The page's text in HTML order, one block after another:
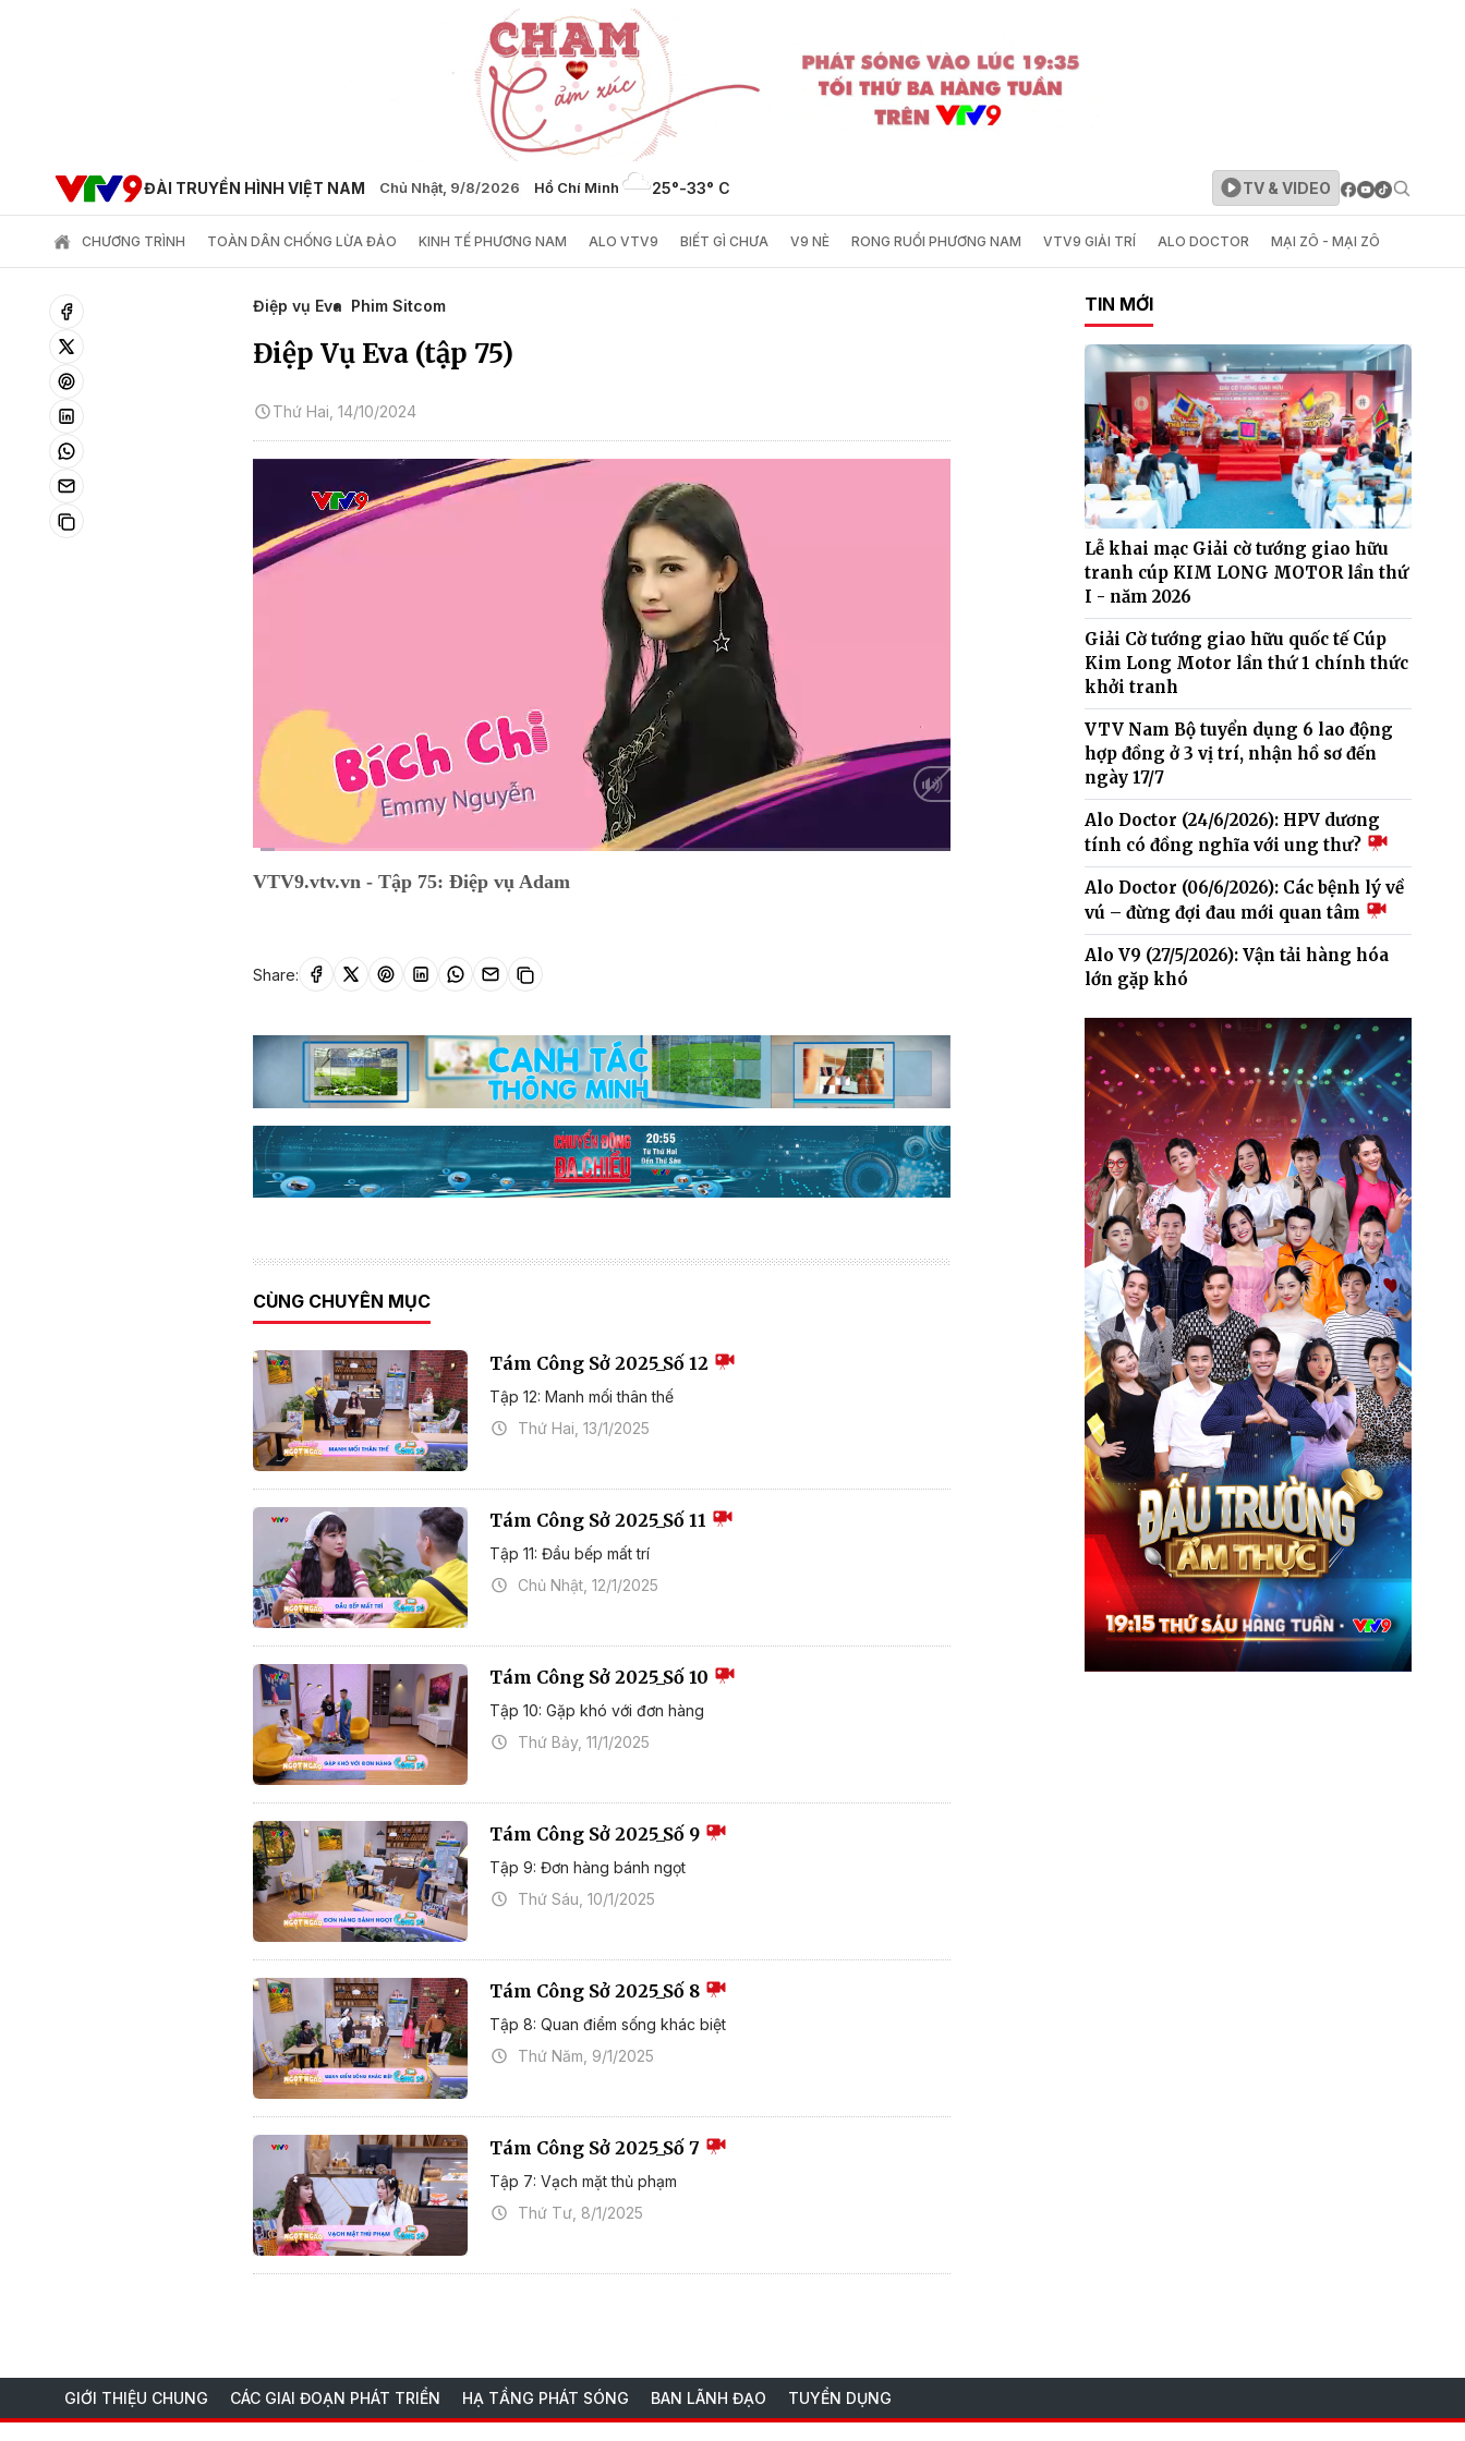
ĐÀI TRUYỀN HÌNH VIỆT NAM Chủ Nhật, 9/8/2026 Hồ Chí Minh 25°-33° C TV & VIDEO
CHƯƠNG TRÌNH TOÀN DÂN CHỐNG LỪA ĐẢO KINH TẾ PHƯƠNG NAM ALO VTV9 BIẾT GÌ CHƯA V9 NÈ RONG RUỔI PHƯƠNG NAM VTV9 GIẢI TRÍ ALO DOCTOR MẠI ZÔ - MẠI ZÔ
Điệp vụ Eva Phim Sitcom
Điệp Vụ Eva (tập 75)
Thứ Hai, 14/10/2024
VTV9.vtv.vn - Tập 75: Điệp vụ Adam
Share:
CÙNG CHUYÊN MỤC
Tám Công Sở 2025_Số 12
Tập 12: Manh mối thân thế
Thứ Hai, 13/1/2025
Tám Công Sở 2025_Số 11
Tập 11: Đầu bếp mất trí
Chủ Nhật, 12/1/2025
Tám Công Sở 2025_Số 10
Tập 10: Gặp khó với đơn hàng
Thứ Bảy, 11/1/2025
Tám Công Sở 2025_Số 9
Tập 9: Đơn hàng bánh ngọt
Thứ Sáu, 10/1/2025
Tám Công Sở 2025_Số 8
Tập 8: Quan điểm sống khác biệt
Thứ Năm, 9/1/2025
Tám Công Sở 2025_Số 7
Tập 7: Vạch mặt thủ phạm
Thứ Tư, 8/1/2025
TIN MỚI
Lễ khai mạc Giải cờ tướng giao hữu
tranh cúp KIM LONG MOTOR lần thứ
I - năm 2026
Giải Cờ tướng giao hữu quốc tế Cúp
Kim Long Motor lần thứ 1 chính thức
khởi tranh
VTV Nam Bộ tuyển dụng 6 lao động
hợp đồng ở 3 vị trí, nhận hồ sơ đến
ngày 17/7
Alo Doctor (24/6/2026): HPV dương
tính có đồng nghĩa với ung thư?
Alo Doctor (06/6/2026): Các bệnh lý về
vú – đừng đợi đau mới quan tâm
Alo V9 (27/5/2026): Vận tải hàng hóa
lớn gặp khó
GIỚI THIỆU CHUNG CÁC GIAI ĐOẠN PHÁT TRIỂN HẠ TẦNG PHÁT SÓNG BAN LÃNH ĐẠO TUYỂN DỤNG